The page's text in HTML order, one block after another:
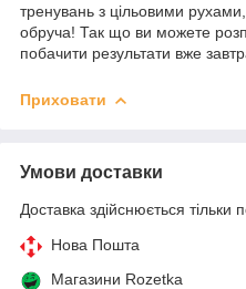
тренувань з цільовими
обруча! Так що ви можете
побачити результати вже
Приховати
Умови доставки
Доставка здійснюється тільки
Нова Пошта
Магазини Rozetka